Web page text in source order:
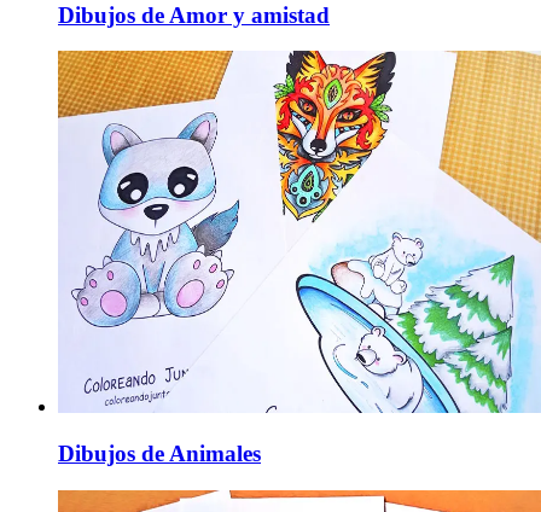
Dibujos de Amor y amistad
Dibujos de Animales